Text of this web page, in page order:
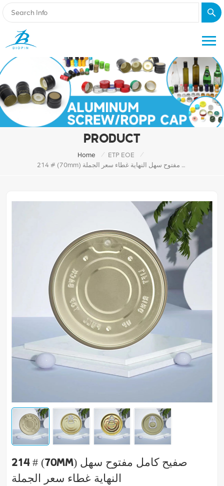
PRODUCT
Home / ETP EOE
/
214 # (70mm) صفيح كامل مفتوح سهل النهاية غطاء سعر الجملة
214 # (70mm) صفيح كامل مفتوح سهل
النهاية غطاء سعر الجملة